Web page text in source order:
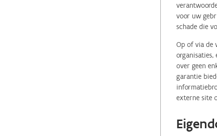
voor uw
schade die
Op of via de
organisaties,
over geen
garantie
externe site